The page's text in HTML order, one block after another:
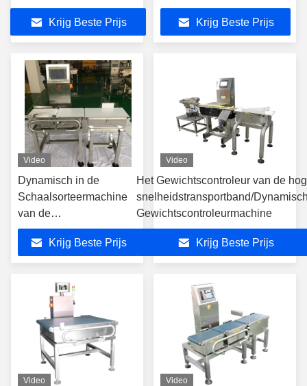
voedingsindustrie
Krijg Beste Prijs
Dynamische
Transportband, 2 Jaar
Garantie
Krijg Beste Prijs
Video
Dynamisch in de
Schaalsorteermachine
van de
Motiegewichtscontroleur
met de Vertoning van
het 8 Duimtouche
Krijg Beste Prijs
Video
Het Gewichtscontroleur van de
snelheidstransportband/
Gewichtscontroleurmachine
Krijg Beste Prijs
Video Video